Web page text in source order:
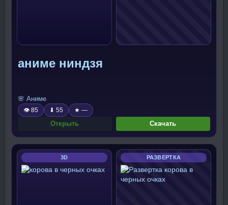
аниме ниндзя
🌸 Аниме
👁 85 ⬇ 55 ★ —
Открыть Скачать
3D РАЗВЕРТКА